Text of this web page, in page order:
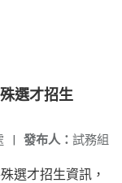
選才招生
發布人： 試務組
|
選才招生資訊，